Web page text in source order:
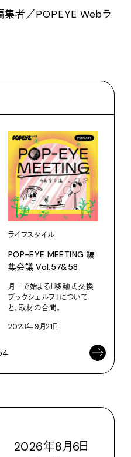
集者／POPEYE Webラ
ライフスタイル
POP-EYE MEETING 編
集会議 Vol.57&58
月一で始まる「移動式交換
ブックシェルフ」について
と、取材の合間。
2023年9月21日
2026年8月6日